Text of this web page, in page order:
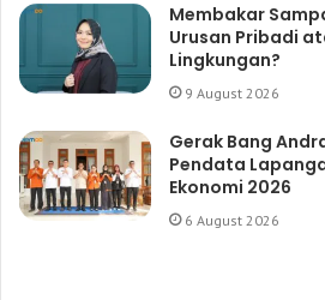
Membakar
Urusan Pribadi
Lingkungan?
9 August 2026
Gerak Bang
Pendata
Ekonomi 2026
6 August 2026